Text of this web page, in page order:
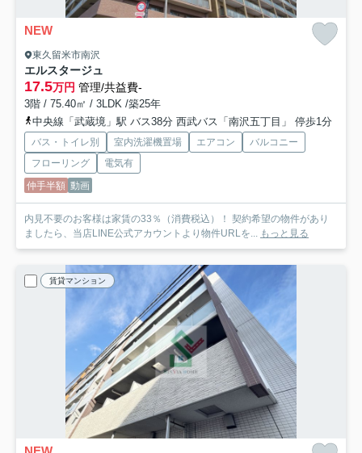
NEW
東久留米市南沢
エルスタージュ
17.5万円 管理/共益費-
3階 / 75.40㎡ / 3LDK /築25年
中央線「武蔵境」駅 バス38分 西武バス「南沢五丁目」 停歩1分
バス・トイレ別 室内洗濯機置場 エアコン
バルコニー
フローリング
電気有
仲手半額 動画
内見不要のお客様は家賃の33％（消費税込）！ 契約希望の物件があり
ましたら、当店LINE公式アカウントより物件URLを...
もっと見る
賃貸マンション